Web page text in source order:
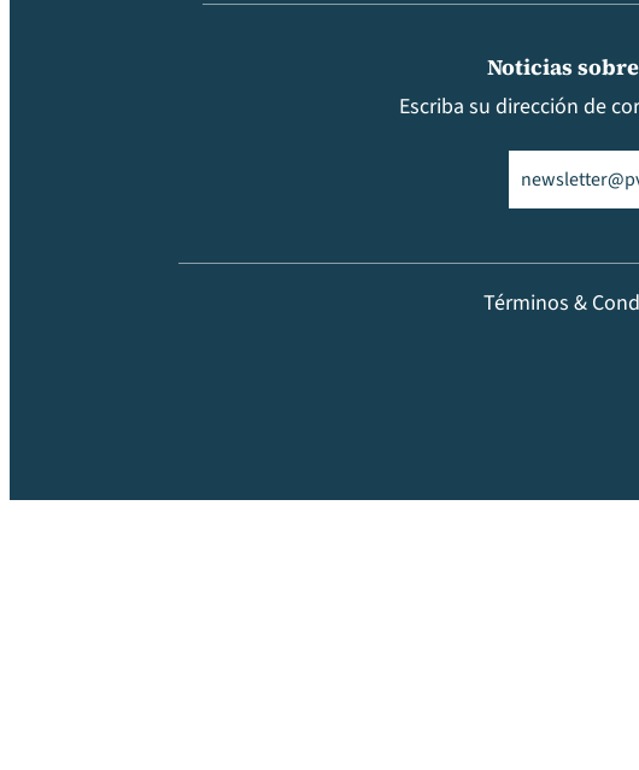
Noticias
Escriba su dirección de
Términos &